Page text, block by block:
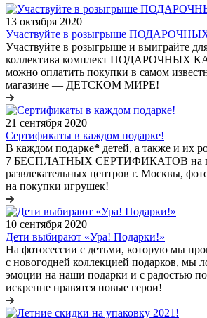
13 октября 2020
Участвуйте в розыгрыше
Участвуйте в розыгрыше и выиграйте
коллектива комплект ПОДАРОЧНЫХ
можно оплатить покупки в самом
магазине — ДЕТСКОМ МИРЕ!
21 сентября 2020
Сертификаты в каждом подарке!
В каждом подарке* детей, а также и их
7 БЕСПЛАТНЫХ СЕРТИФИКАТОВ на
развлекательных центров г. Москвы,
на покупки игрушек!
10 сентября 2020
Дети выбирают «Ура! Подарки!»
На фотосессии с детьми, которую мы
с новогодней коллекцией подарков, мы
эмоции на наши подарки и с радостью
искренне нравятся новые герои!